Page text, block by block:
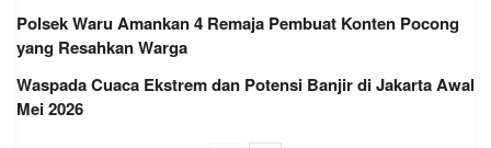
Polsek Waru Amankan 4 Remaja Pembuat Konten Pocong
yang Resahkan Warga
Waspada Cuaca Ekstrem dan Potensi Banjir di Jakarta Awal
Mei 2026